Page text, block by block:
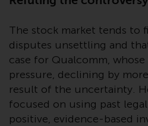
erhöhten
Um festzustellen,
Fonds eine
Sie ist, prüfen Sie
Anlageziele, das
Gebühren und
The stock market tends to
disputes unsettling and
case for Qualcomm,
pressure, declining by more
result of the uncertainty.
focused on using past
positive, evidence-based